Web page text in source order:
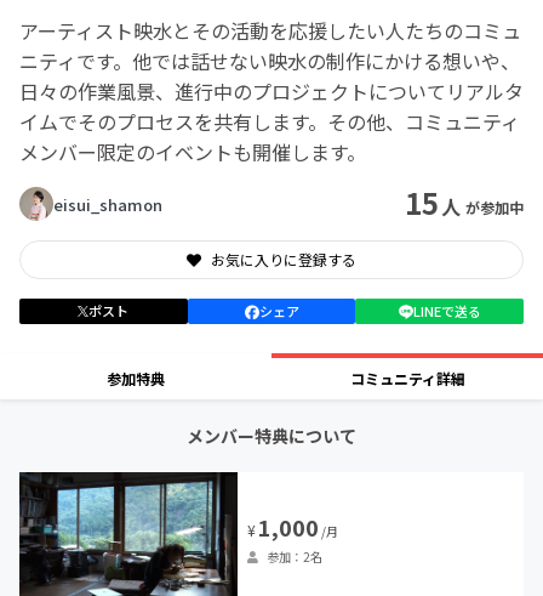
アーティスト映水とその活動を応援したい人たちのコミュ
ニティです。他では話せない映水の制作にかける想いや、
日々の作業風景、進行中のプロジェクトについてリアルタ
イムでそのプロセスを共有します。その他、コミュニティ
メンバー限定のイベントも開催します。
eisui_shamon 15人 が参加中
お気に入りに登録する
ポスト シェア LINEで送る
参加特典 コミュニティ詳細
メンバー特典について
¥1,000 /月
参加：2名